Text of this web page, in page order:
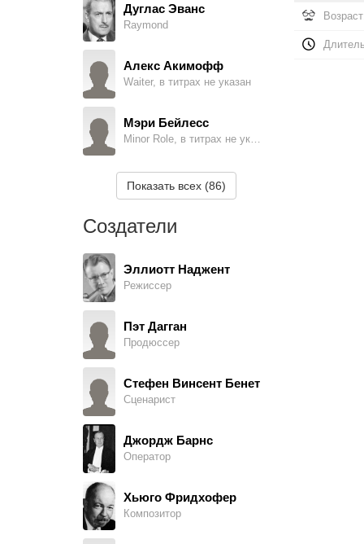
Дуглас Эванс
Raymond
Алекс Акимофф
Waiter, в титрах не указан
Мэри Бейлесс
Джон Бекнер
Acrobat, в титрах не указан
Лулу Мэй Борман
Мэри Кастл
Эдвард Кларк
Джеймс Конати
Рой Дермур
Шерил Довилль
Показать всех (86)
Создатели
Эллиотт Наджент
Режиссер
Пэт Дагган
Продюссер
Стефен Винсент Бенет
Сценарист
Джордж Барнс
Оператор
Хьюго Фридхофер
Композитор